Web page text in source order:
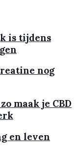
is tijdens
nog
maak je CBD
en leven